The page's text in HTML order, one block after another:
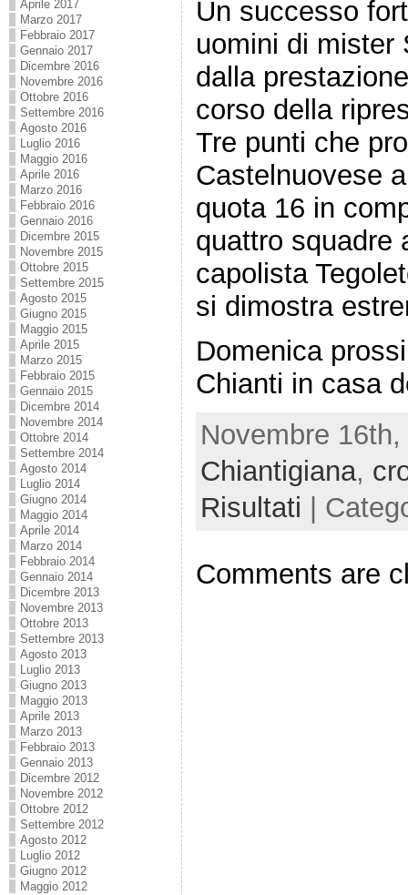
Aprile 2017
Marzo 2017
Febbraio 2017
Gennaio 2017
Dicembre 2016
Novembre 2016
Ottobre 2016
Settembre 2016
Agosto 2016
Luglio 2016
Maggio 2016
Aprile 2016
Marzo 2016
Febbraio 2016
Gennaio 2016
Dicembre 2015
Novembre 2015
Ottobre 2015
Settembre 2015
Agosto 2015
Giugno 2015
Maggio 2015
Aprile 2015
Marzo 2015
Febbraio 2015
Gennaio 2015
Dicembre 2014
Novembre 2014
Ottobre 2014
Settembre 2014
Agosto 2014
Luglio 2014
Giugno 2014
Maggio 2014
Aprile 2014
Marzo 2014
Febbraio 2014
Gennaio 2014
Dicembre 2013
Novembre 2013
Ottobre 2013
Settembre 2013
Agosto 2013
Luglio 2013
Giugno 2013
Maggio 2013
Aprile 2013
Marzo 2013
Febbraio 2013
Gennaio 2013
Dicembre 2012
Novembre 2012
Ottobre 2012
Settembre 2012
Agosto 2012
Luglio 2012
Giugno 2012
Maggio 2012
Un successo
uomini di mister
dalla
corso della
Tre punti che
Castelnuovese
quota 16 in
quattro squadre
capolista
si dimostra
Domenica
Chianti in casa
Novembre
Chiantigiana,
Risultati |
Comments are